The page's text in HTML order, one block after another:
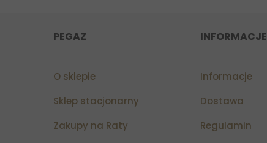
PEGAZ
O sklepie
Sklep stacjonarny
Zakupy na Raty
INFORMACJE
Informacje
Dostawa
Regulamin